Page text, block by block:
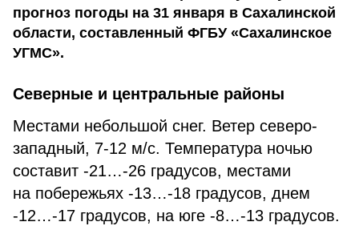
прогноз погоды на 31 января в Сахалинской
области, составленный ФГБУ «Сахалинское
УГМС».
Северные и центральные районы
Местами небольшой снег. Ветер северо-
западный, 7-12 м/с. Температура ночью
составит -21…-26 градусов, местами
на побережьях -13…-18 градусов, днем
-12…-17 градусов, на юге -8…-13 градусов.